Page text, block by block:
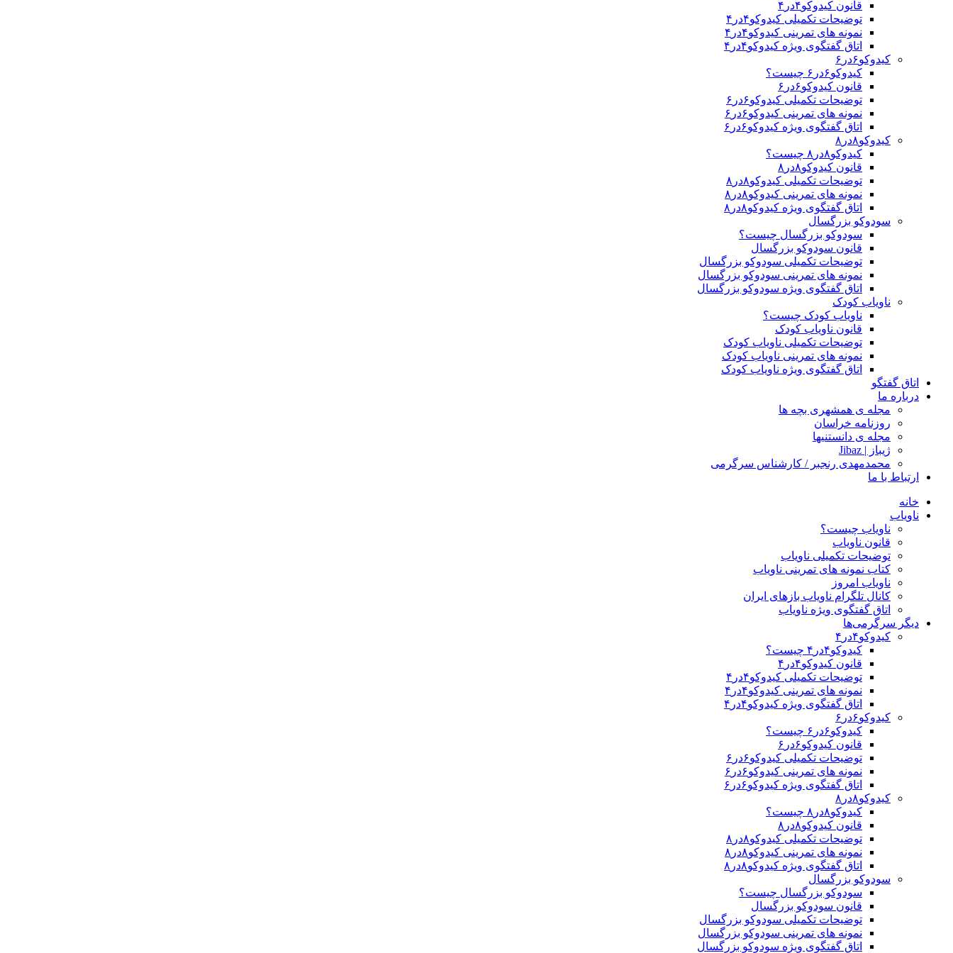
قانون کیدوکو۴در۴
توضیحات تکمیلی کیدوکو۴در۴
نمونه های تمرینی کیدوکو۴در۴
اتاق گفتگوی ویژه کیدوکو۴در۴
کیدوکو۶در۶
کیدوکو۶در۶ چیست؟
قانون کیدوکو۶در۶
توضیحات تکمیلی کیدوکو۶در۶
نمونه های تمرینی کیدوکو۶در۶
اتاق گفتگوی ویژه کیدوکو۶در۶
کیدوکو۸در۸
کیدوکو۸در۸ چیست؟
قانون کیدوکو۸در۸
توضیحات تکمیلی کیدوکو۸در۸
نمونه های تمرینی کیدوکو۸در۸
اتاق گفتگوی ویژه کیدوکو۸در۸
سودوکو بزرگسال
سودوکو بزرگسال چیست؟
قانون سودوکو بزرگسال
توضیحات تکمیلی سودوکو بزرگسال
نمونه های تمرینی سودوکو بزرگسال
اتاق گفتگوی ویژه سودوکو بزرگسال
ناویاب کودک
ناویاب کودک چیست؟
قانون ناویاب کودک
توضیحات تکمیلی ناویاب کودک
نمونه های تمرینی ناویاب کودک
اتاق گفتگوی ویژه ناویاب کودک
اتاق گفتگو
درباره ما
مجله ی همشهری بچه ها
روزنامه خراسان
مجله ی دانستنیها
ژیباز | Jibaz
محمدمهدی رنجبر / کارشناس سرگرمی
ارتباط با ما
خانه
ناویاب
ناویاب چیست؟
قانون ناویاب
توضیحات تکمیلی ناویاب
کتاب نمونه های تمرینی ناویاب
ناویاب امروز
کانال تلگرام ناویاب بازهای ایران
اتاق گفتگوی ویژه ناویاب
دیگر سرگرمی‌ها
کیدوکو۴در۴
کیدوکو۴در۴ چیست؟
قانون کیدوکو۴در۴
توضیحات تکمیلی کیدوکو۴در۴
نمونه های تمرینی کیدوکو۴در۴
اتاق گفتگوی ویژه کیدوکو۴در۴
کیدوکو۶در۶
کیدوکو۶در۶ چیست؟
قانون کیدوکو۶در۶
توضیحات تکمیلی کیدوکو۶در۶
نمونه های تمرینی کیدوکو۶در۶
اتاق گفتگوی ویژه کیدوکو۶در۶
کیدوکو۸در۸
کیدوکو۸در۸ چیست؟
قانون کیدوکو۸در۸
توضیحات تکمیلی کیدوکو۸در۸
نمونه های تمرینی کیدوکو۸در۸
اتاق گفتگوی ویژه کیدوکو۸در۸
سودوکو بزرگسال
سودوکو بزرگسال چیست؟
قانون سودوکو بزرگسال
توضیحات تکمیلی سودوکو بزرگسال
نمونه های تمرینی سودوکو بزرگسال
اتاق گفتگوی ویژه سودوکو بزرگسال